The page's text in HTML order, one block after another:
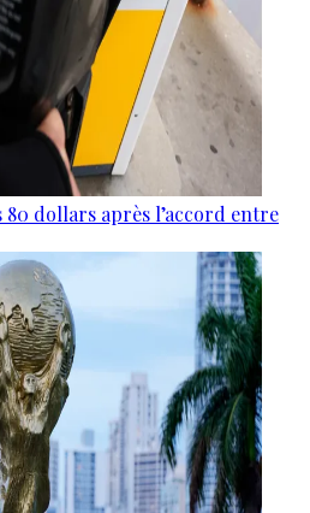
80 dollars après l’accord entre